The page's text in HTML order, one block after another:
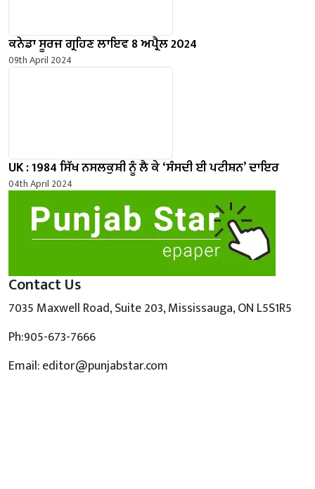
ਕਨੇਡਾ ਸੂਰਜ ਗ੍ਰਹਿਣ ਲਾਇਵ 8 ਅਪ੍ਰੈਲ 2024
09th April 2024
UK : 1984 ਸਿੱਖ ਨਸਲਕੁਸ਼ੀ ਨੂੰ ਲੈ ਕੇ ‘ਸੰਸਦੀ ਈ ਪਟੀਸ਼ਨ’ ਦਾਇਰ
04th April 2024
Contact Us
7035 Maxwell Road, Suite 203, Mississauga, ON L5S1R5
Ph:905-673-7666
Email: editor@punjabstar.com